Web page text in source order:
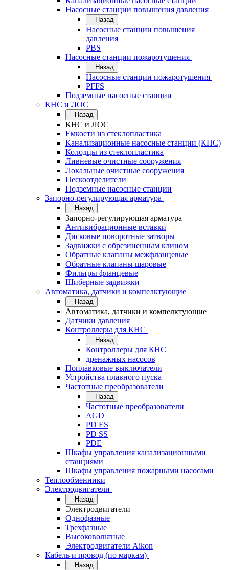
Насосные станции повышения давления
Назад
Насосные станции повышения
давления
PBS
Насосные станции пожаротушения
Назад
Насосные станции пожаротушения
PFFS
Подземные насосные станции
КНС и ЛОС
Назад
КНС и ЛОС
Емкости из стеклопластика
Канализационные насосные станции (КНС)
Колодцы из стеклопластика
Ливневые очистные сооружения
Локальные очистные сооружения
Пескоотделители
Подземные насосные станции
Запорно-регулирующая арматура
Назад
Запорно-регулирующая арматура
Антивибрационные вставки
Дисковые поворотные затворы
Задвижки с обрезиненным клином
Обратные клапаны межфланцевые
Обратные клапаны шаровые
Фильтры фланцевые
Шиберные задвижки
Автоматика, датчики и компелктующие
Назад
Автоматика, датчики и компелктующие
Датчики давления
Контроллеры для КНС
Назад
Контроллеры для КНС
дренажных насосов
Поплавковые выключатели
Устройства плавного пуска
Частотные преобразователи
Назад
Частотные преобразователи
AGD
PD ES
PD SS
PDE
Шкафы управления канализационными
станциями
Шкафы управления пожарными насосами
Теплообменники
Электродвигатели
Назад
Электродвигатели
Однофазные
Трехфазные
Высоковольтные
Электродвигатели Aikon
Кабель и провод (по маркам)
Назад